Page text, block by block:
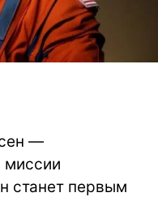
—
миссии
станет первым